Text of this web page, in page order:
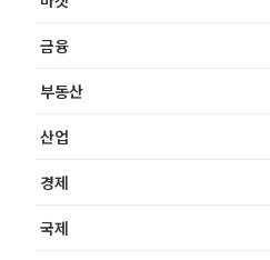
금융
부동산
산업
경제
국제